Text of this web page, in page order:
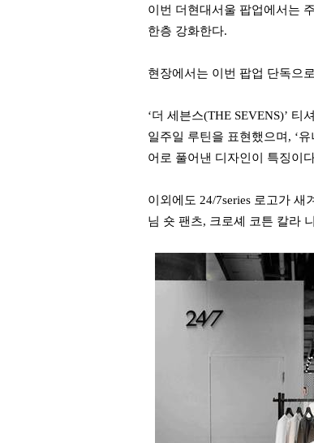
이번 더현대서울 팝업에서는
한층 강화한다.
현장에서는 이번 팝업 단독으
‘더 세븐스(THE SEVENS)’
일주일 루틴을 표현했으며, ‘
어로 풀어낸 디자인이 특징이
이외에도 24/7series 로고가
님 숏 팬츠, 크로셰 코튼 칼라